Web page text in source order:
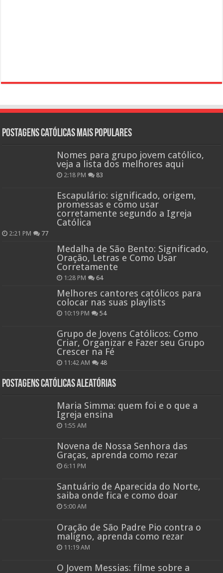
Postagens católicas mais Populares
Nomes para grupo jovem católico,
veja a lista dos melhores aqui
2:18 PM 83
Escapulário: significado, origem,
promessas e como usar
corretamente segundo a Igreja
Católica
2:21 PM 77
Medalha de São Bento: Significado,
Oração, Letras e Como Usar
Corretamente
1:28 PM 64
Melhores cantores católicos para
colocar nas suas playlists
10:19 PM 54
Grupo de Jovens Católicos: Como
Criar, Organizar e Fazer seu Grupo
Crescer na Fé
11:42 AM 48
Postagens católicas aleatórias
Maria Simma: quem foi e o que a
Igreja ensina
1:55 AM
Novena de Nossa Senhora das
Graças, aprenda como rezar
6:11 PM
Santuário de Aparecida do Norte,
saiba onde fica e como doar
5:00 AM
Oração de São Padre Pio contra o
maligno, aprenda como rezar
11:19 AM
O Jovem Messias: filme sobre a